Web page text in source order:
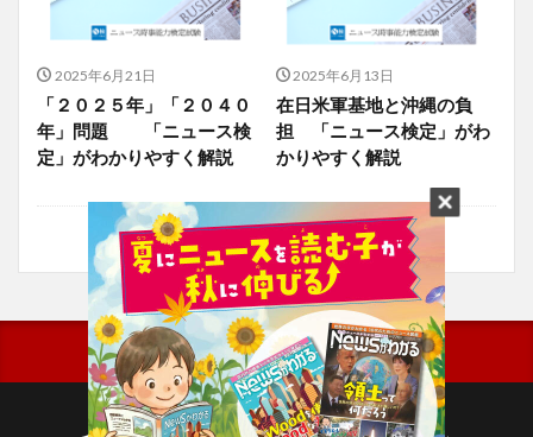
2025年6月21日
「２０２５年」「２０４０
年」問題 「ニュース検
定」がわかりやすく解説
2025年6月13日
在日米軍基地と沖縄の負
担 「ニュース検定」がわ
かりやすく解説